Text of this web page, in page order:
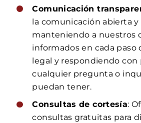
Comunicación
la comunicación abierta
manteniendo a nuestros
informados en cada paso
legal y respondiendo
cualquier pregunta o
puedan tener.
Consultas de cortesía:
consultas gratuitas para